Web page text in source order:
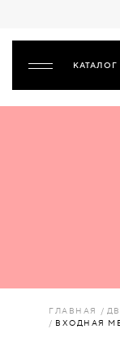
ЛЮКИ
ГЛАВНАЯ
ВХОДНАЯ